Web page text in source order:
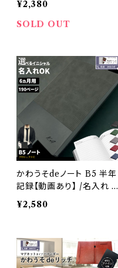
録 1年間 手帳 スケジュー
ル おしゃれ 高級感 ビジネ
¥2,380
SOLD OUT
かわうそdeノート B5 半年
記録【動画あり】 /名入れ 半
年 6ヵ月 ダイアリーノート
B5対応 ｂ5 記録 手帳 スケ
ビジネス お洒落 合成皮革
（黒・紺色・灰色・緑・赤）
¥2,580